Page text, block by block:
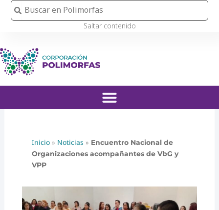
BuscarBuscar
Saltar contenido
Inicio» Noticias » Encuentro Nacional de
Organizaciones acompañantes de VbG y
VPP